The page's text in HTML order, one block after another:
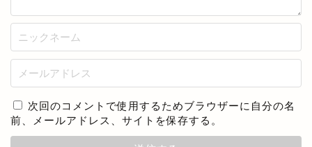
次回のコメントで使用するためブラウザーに自分の名
前、メールアドレス、サイトを保存する。